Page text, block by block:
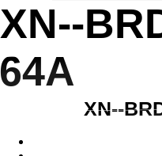
XN--
64A
XN--
XN--